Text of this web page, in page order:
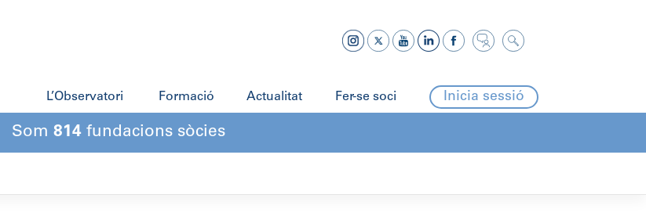
L’Observatori Formació Actualitat Fer-se soci Inicia sessió
Som 814 fundacions sòcies